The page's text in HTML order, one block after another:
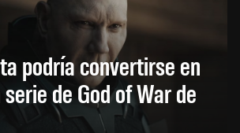
podría convertirse en
de God of War de